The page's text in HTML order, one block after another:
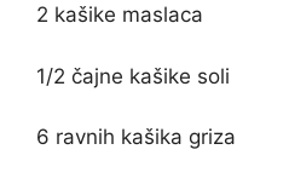
2 kašike maslaca
1/2 čajne kašike soli
6 ravnih kašika griza